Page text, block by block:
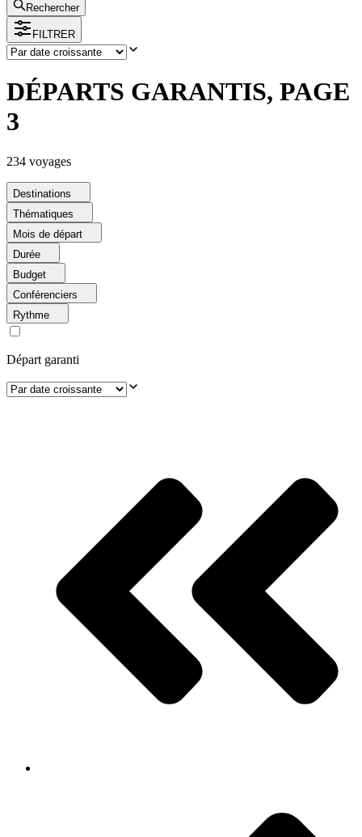
Rechercher
FILTRER
DÉPARTS GARANTIS, PAGE
3
234 voyages
Destinations
Thématiques
Mois de départ
Durée
Budget
Conférenciers
Rythme
Départ garanti